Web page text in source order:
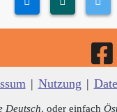
| Nutzung |
Deutsch, oder einfach